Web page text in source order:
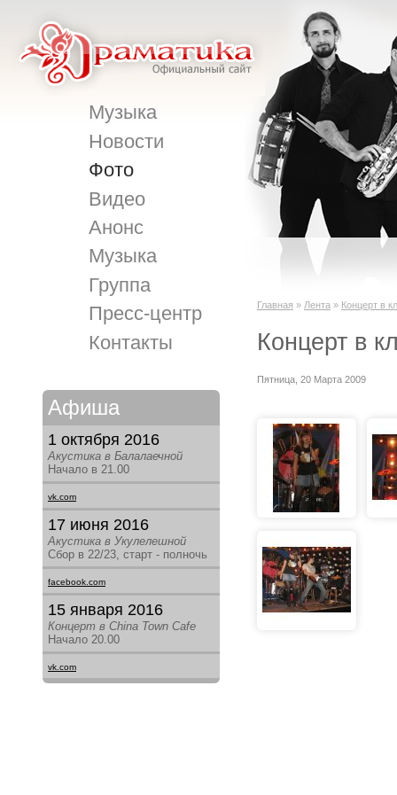
Главная » Лента » Концерт в
Концерт в
Пятница, 20 Марта 2009
Музыка
Новости
Фото
Видео
Анонс
Музыка
Группа
Пресс-центр
Контакты
Афиша
1 октября 2016
Акустика в Балалаечной
Начало в 21.00
vk.com
17 июня 2016
Акустика в Укулелешной
Сбор в 22/23, старт - полночь
facebook.com
15 января 2016
Концерт в China Town Cafe
Начало 20.00
vk.com